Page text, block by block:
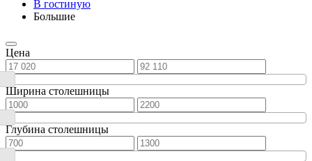
В гостиную
Большие
Цена
Ширина столешницы
Глубина столешницы